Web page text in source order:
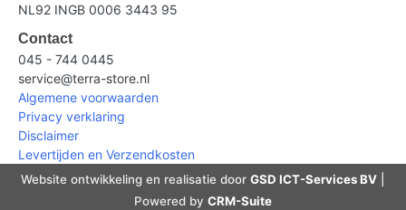
NL92 INGB 0006 3443 95
Contact
045 - 744 0445
service@terra-store.nl
Algemene voorwaarden
Privacy verklaring
Disclaimer
Levertijden en Verzendkosten
Website ontwikkeling en realisatie door GSD ICT-Services BV
Powered by CRM-Suite